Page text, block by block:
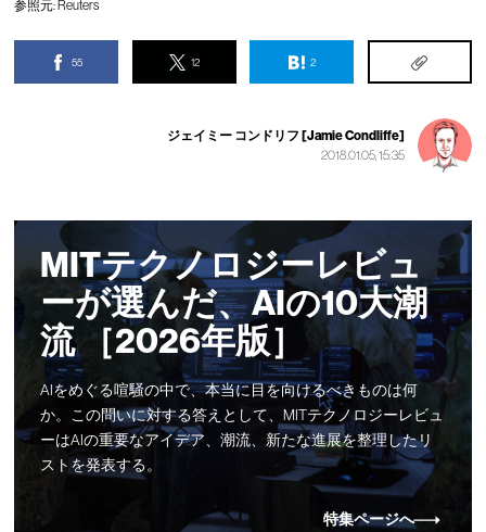
参照元: Reuters
55 12 2
ジェイミー コンドリフ [Jamie Condliffe]
2018.01.05, 15:35
MITテクノロジーレビュ
ーが選んだ、AIの10大潮
流 ［2026年版］
AIをめぐる喧騒の中で、本当に目を向けるべきものは何
か。この問いに対する答えとして、MITテクノロジーレビュ
ーはAIの重要なアイデア、潮流、新たな進展を整理したリ
ストを発表する。
特集ページへ